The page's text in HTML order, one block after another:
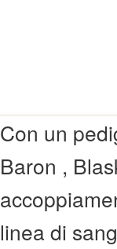
Con un
Baron ,
linea di